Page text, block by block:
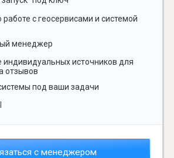
с геосервисами и системой
менеджер
источников для
отзывов
под ваши задачи
с менеджером